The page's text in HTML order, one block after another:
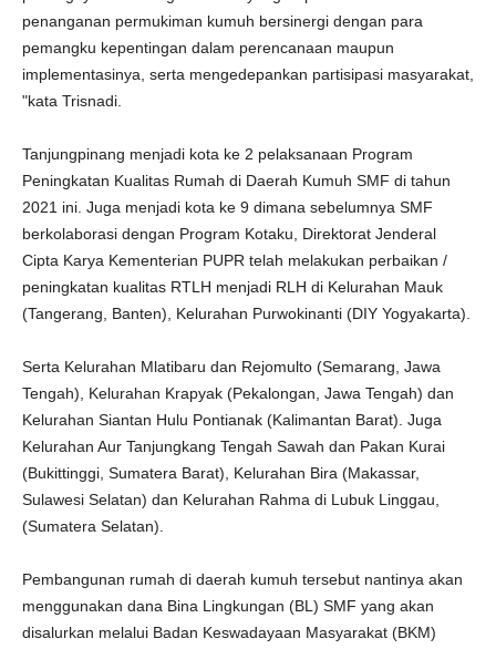
penanganan permukiman kumuh bersinergi dengan para
pemangku kepentingan dalam perencanaan maupun
implementasinya, serta mengedepankan partisipasi masyarakat,
"kata Trisnadi.
Tanjungpinang menjadi kota ke 2 pelaksanaan Program
Peningkatan Kualitas Rumah di Daerah Kumuh SMF di tahun
2021 ini. Juga menjadi kota ke 9 dimana sebelumnya SMF
berkolaborasi dengan Program Kotaku, Direktorat Jenderal
Cipta Karya Kementerian PUPR telah melakukan perbaikan /
peningkatan kualitas RTLH menjadi RLH di Kelurahan Mauk
(Tangerang, Banten), Kelurahan Purwokinanti (DIY Yogyakarta).
Serta Kelurahan Mlatibaru dan Rejomulto (Semarang, Jawa
Tengah), Kelurahan Krapyak (Pekalongan, Jawa Tengah) dan
Kelurahan Siantan Hulu Pontianak (Kalimantan Barat). Juga
Kelurahan Aur Tanjungkang Tengah Sawah dan Pakan Kurai
(Bukittinggi, Sumatera Barat), Kelurahan Bira (Makassar,
Sulawesi Selatan) dan Kelurahan Rahma di Lubuk Linggau,
(Sumatera Selatan).
Pembangunan rumah di daerah kumuh tersebut nantinya akan
menggunakan dana Bina Lingkungan (BL) SMF yang akan
disalurkan melalui Badan Keswadayaan Masyarakat (BKM)